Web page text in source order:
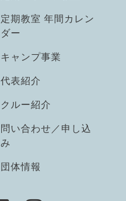
定期教室 年間カレン
ダー
キャンプ事業
代表紹介
クルー紹介
問い合わせ／申し込
み
団体情報